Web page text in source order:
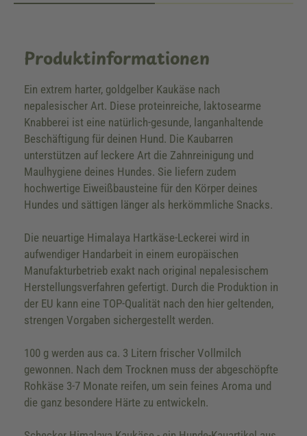
Produktinformationen
Ein extrem harter, goldgelber Kaukäse nach
nepalesischer Art. Diese proteinreiche, laktosearme
Knabberei ist eine natürlich-gesunde, langanhaltende
Beschäftigung für deinen Hund. Die Kaubarren
unterstützen auf leckere Art die Zahnreinigung und
Maulhygiene deines Hundes. Sie liefern zudem
hochwertige Eiweißbausteine für den Körper deines
Hundes und sättigen länger als herkömmliche Snacks.
Die neuartige Himalaya Hartkäse-Leckerei wird in
aufwendiger Handarbeit in einem europäischen
Manufakturbetrieb exakt nach original nepalesischem
Herstellungsverfahren gefertigt. Durch die Produktion in
der EU kann eine TOP-Qualität nach den hier geltenden,
strengen Vorgaben sichergestellt werden.
100 g werden aus ca. 3 Litern frischer Vollmilch
gewonnen. Nach dem Trocknen muss der abgeschöpfte
Rohkäse 3-7 Monate reifen, um sein feines Aroma und
die ganz besondere Härte zu entwickeln.